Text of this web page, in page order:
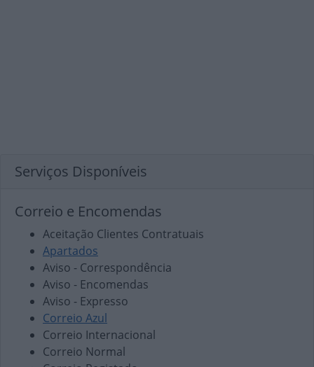
Serviços Disponíveis
Correio e Encomendas
Aceitação Clientes Contratuais
Apartados
Aviso - Correspondência
Aviso - Encomendas
Aviso - Expresso
Correio Azul
Correio Internacional
Correio Normal